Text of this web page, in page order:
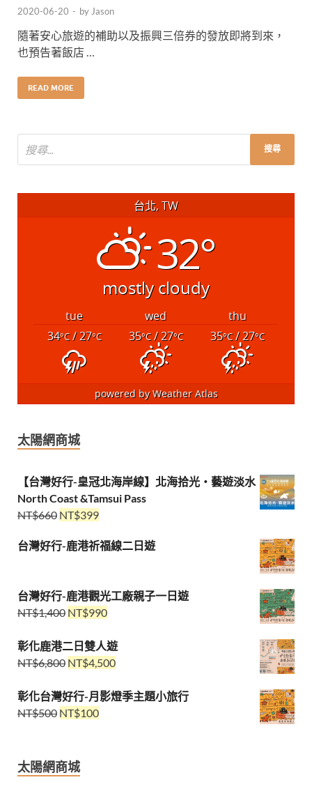
2020-06-20 - by Jason
隨著安心旅遊的補助以及振興三倍券的發放即將到來，
也預告著飯店 …
READ MORE
台北, TW
32°
mostly cloudy
tue wed
thu
34°C/ 27°C 35°C/ 27°C 35°C/ 27°C
powered byWeather Atlas
太陽網商城
【台灣好行-皇冠北海岸線】北海拾光・藝遊淡水
North Coast &Tamsui Pass
NT$660 NT$399
台灣好行-鹿港祈福線二日遊
台灣好行-鹿港觀光工廠親子一日遊
NT$1,400 NT$990
彰化鹿港二日雙人遊
NT$6,800 NT$4,500
彰化台灣好行-月影燈季主題小旅行
NT$500 NT$100
太陽網商城